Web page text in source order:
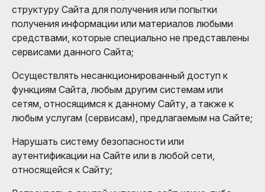
структуру Сайта для получения или попытки
получения информации или материалов любыми
средствами, которые специально не представлены
сервисами данного Сайта;
Осуществлять несанкционированный доступ к
функциям Сайта, любым другим системам или
сетям, относящимся к данному Сайту, а также к
любым услугам (сервисам), предлагаемым на Сайте;
Нарушать систему безопасности или
аутентификации на Сайте или в любой сети,
относящейся к Сайту;